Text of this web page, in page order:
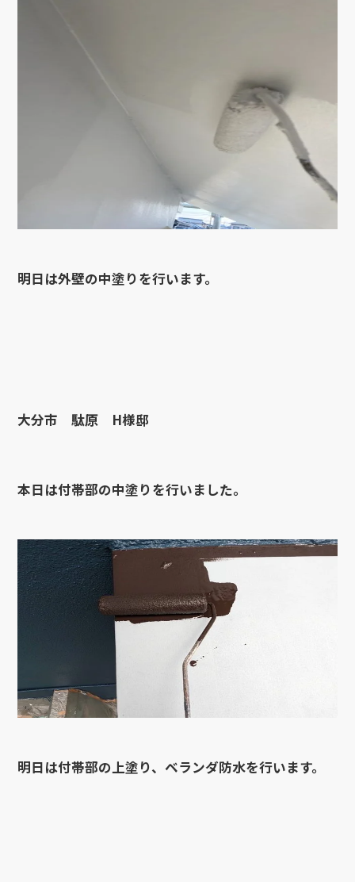
明日は外壁の中塗りを行います。
大分市 駄原 H様邸
本日は付帯部の中塗りを行いました。
明日は付帯部の上塗り、ベランダ防水を行います。